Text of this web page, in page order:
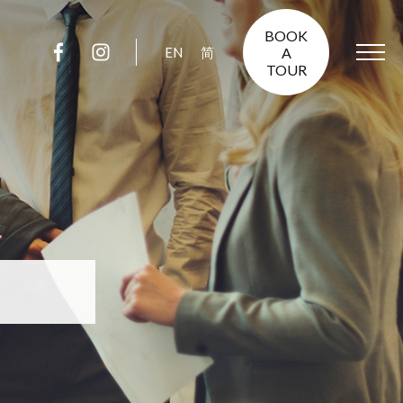
EN 简
BOOK
A
TOUR